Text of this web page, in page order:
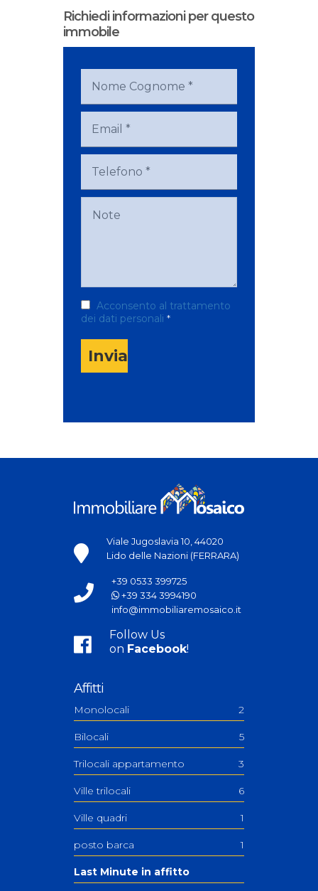
Richiedi informazioni per questo
immobile
Acconsento al trattamento
dei dati personali *
Invia
Viale Jugoslavia 10, 44020
Lido delle Nazioni (FERRARA)
+39 0533 399725
+39 334 3994190
info@immobiliaremosaico.it
Follow Us
on Facebook!
Affitti
Monolocali 2
Bilocali 5
Trilocali appartamento 3
Ville trilocali 6
Ville quadri 1
posto barca 1
Last Minute in affitto